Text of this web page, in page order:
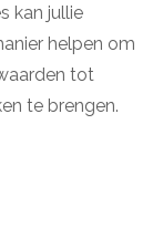
kan jullie
helpen om
tot
te brengen.